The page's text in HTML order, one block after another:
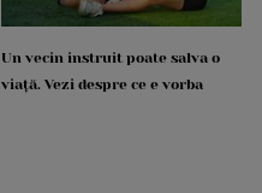
Un vecin instruit poate salva o
viață. Vezi despre ce e vorba